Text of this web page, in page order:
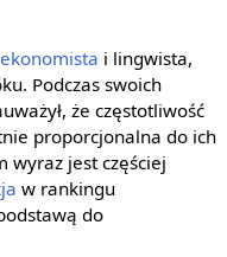
ekonomista i lingwista,
Podczas swoich
że częstotliwość
proporcjonalna do ich
wyraz jest częściej
w rankingu
do